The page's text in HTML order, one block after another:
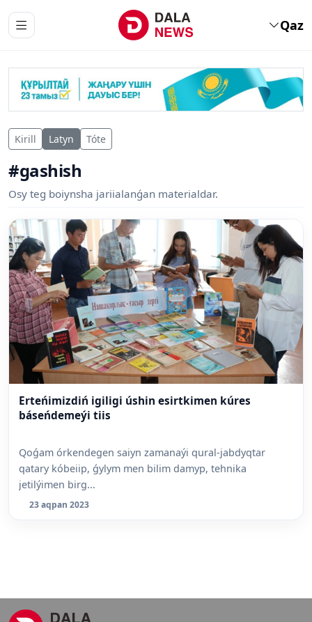
Qaz
Kirill Latyn Tóte
#gashish
Osy teg boiynsha jariialanǵan materialdar.
Erteńimizdiń igiligi úshin esirtkimen kúres
báseńdemeýi tiis
Qoǵam órkendegen saiyn zamanaýi qural-jabdyqtar
qatary kóbeiip, ǵylym men bilim damyp, tehnika
jetilýimen birg...
23 aqpan 2023